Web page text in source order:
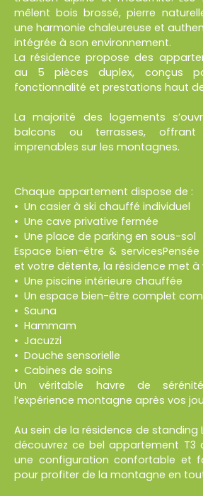
mêlent bois brossé, pierre
une harmonie chaleureuse et
intégrée à son environnement.
La résidence propose des
au 5 pièces duplex, conçus
fonctionnalité et prestations haut
La majorité des logements
balcons ou terrasses, offrant
imprenables sur les montagnes.
Chaque appartement dispose de :
Un casier à ski chauffé individuel
Une cave privative fermée
Une place de parking en sous-sol
Espace bien-être &
et votre détente, la résidence met à
Une piscine intérieure chauffée
Un espace bien-être complet
Sauna
Hammam
Jacuzzi
Douche sensorielle
Cabines de soins
Un véritable havre de
l’expérience montagne après vos
Au sein de la résidence de standing
découvrez ce bel appartement T3
une configuration confortable et
pour profiter de la montagne en